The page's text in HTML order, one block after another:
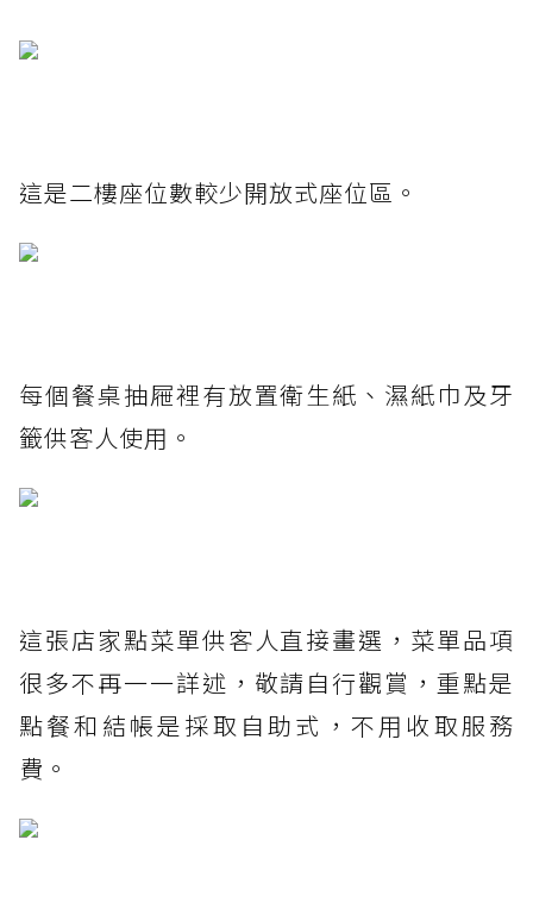
這是二樓座位數較少開放式座位區。
每個餐桌抽屜裡有放置衛生紙、濕紙巾及牙
籤供客人使用。
這張店家點菜單供客人直接畫選，菜單品項
很多不再一一詳述，敬請自行觀賞，重點是
點餐和結帳是採取自助式，不用收取服務
費。